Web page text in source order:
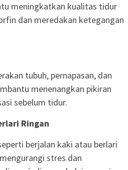
meningkatkan kualitas tidur
dan meredakan ketegangan
tubuh, pernapasan, dan
menenangkan pikiran
sebelum tidur.
Ringan
berjalan kaki atau berlari
stres dan